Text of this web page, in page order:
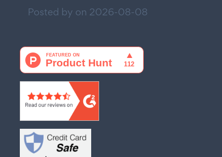
Posted by on 2026-08-08